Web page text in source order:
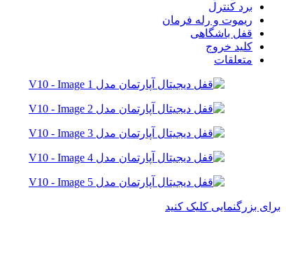
برد کنترل
ریموت و رله فرمان
قفل باشگاهی
کلید خروج
متعلقات
برای بزرگنمایی کلیک کنید